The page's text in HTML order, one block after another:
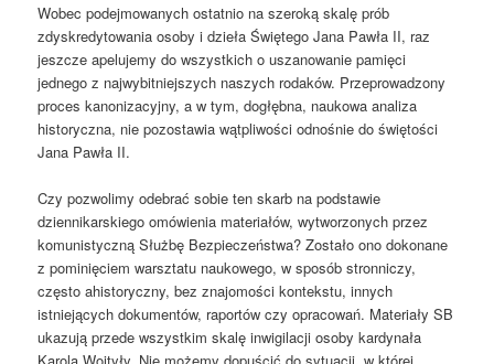
Wobec podejmowanych ostatnio na szeroką skalę prób
zdyskredytowania osoby i dzieła Świętego Jana Pawła II, raz
jeszcze apelujemy do wszystkich o uszanowanie pamięci
jednego z najwybitniejszych naszych rodaków. Przeprowadzony
proces kanonizacyjny, a w tym, dogłębna, naukowa analiza
historyczna, nie pozostawia wątpliwości odnośnie do świętości
Jana Pawła II.
Czy pozwolimy odebrać sobie ten skarb na podstawie
dziennikarskiego omówienia materiałów, wytworzonych przez
komunistyczną Służbę Bezpieczeństwa? Zostało ono dokonane
z pominięciem warsztatu naukowego, w sposób stronniczy,
często ahistoryczny, bez znajomości kontekstu, innych
istniejących dokumentów, raportów czy opracowań. Materiały SB
ukazują przede wszystkim skalę inwigilacji osoby kardynała